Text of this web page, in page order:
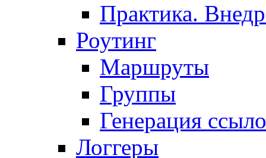
Практика.
Роутинг
Маршруты
Группы
Генерация
Логгеры